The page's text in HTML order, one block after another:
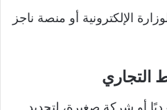
الإلكترونية أو منصة ناجز
التجاري